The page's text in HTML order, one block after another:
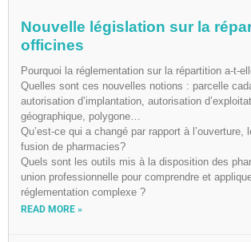
Nouvelle législation sur la
officines
Pourquoi la réglementation sur la répartition a-t-
Quelles sont ces nouvelles notions : parcelle
autorisation d’implantation, autorisation
géographique, polygone…
Qu’est-ce qui a changé par rapport à l’ouverture,
fusion de pharmacies?
Quels sont les outils mis à la disposition des
union professionnelle pour comprendre et
réglementation complexe ?
READ MORE »